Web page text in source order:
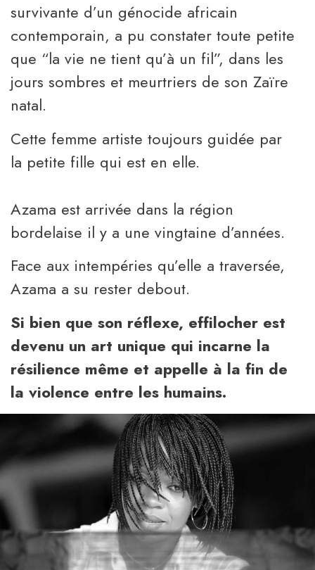
survivante d’un génocide africain
contemporain, a pu constater toute petite
que “la vie ne tient qu’à un fil”, dans les
jours sombres et meurtriers de son Zaïre
natal.
Cette femme artiste toujours guidée par
la petite fille qui est en elle.
Azama est arrivée dans la région
bordelaise il y a une vingtaine d’années.
Face aux intempéries qu’elle a traversée,
Azama a su rester debout.
Si bien que son réflexe, effilocher est
devenu un art unique qui incarne la
résilience même et appelle à la fin de
la violence entre les humains.